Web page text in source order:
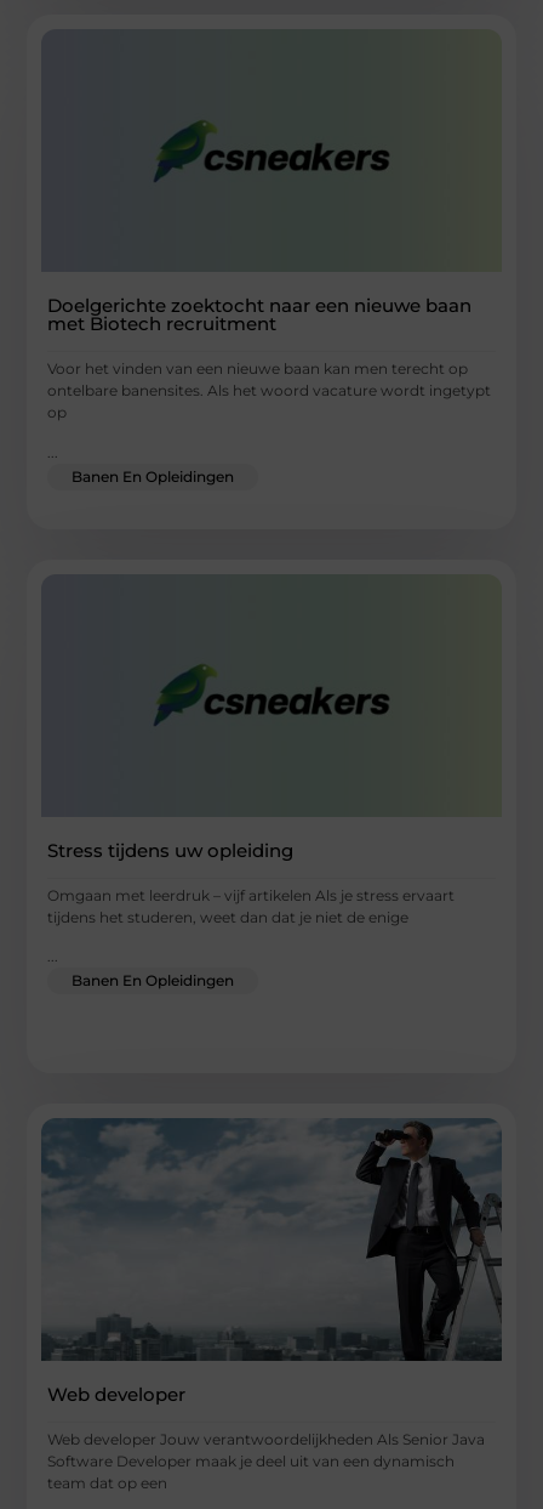
Doelgerichte zoektocht naar een nieuwe baan
met Biotech recruitment
Voor het vinden van een nieuwe baan kan men terecht op
ontelbare banensites. Als het woord vacature wordt ingetypt
op
Banen En Opleidingen
Stress tijdens uw opleiding
Omgaan met leerdruk – vijf artikelen Als je stress ervaart
tijdens het studeren, weet dan dat je niet de enige
...
Banen En Opleidingen
Web developer
Web developer Jouw verantwoordelijkheden Als Senior Java
Software Developer maak je deel uit van een dynamisch
team dat op een